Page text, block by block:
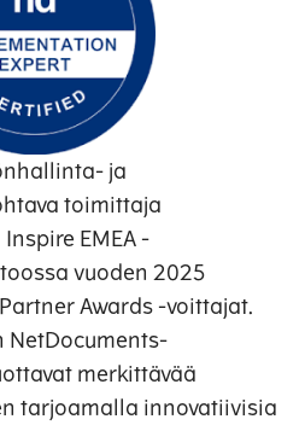
ja
toimittaja
EMEA -
vuoden 2025
Awards -voittajat.
merkittävää
tarjoamalla innovatiivisia